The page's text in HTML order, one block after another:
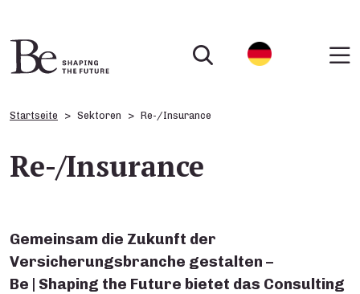
Startseite Sektoren Re-/Insurance
Re-/Insurance
Gemeinsam die Zukunft der
Versicherungsbranche gestalten –
Be | Shaping the Future bietet das Consulting